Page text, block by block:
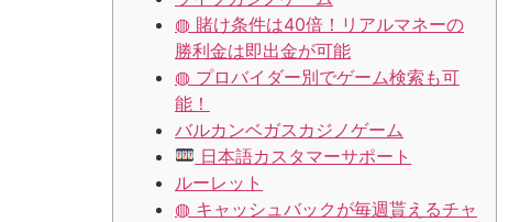
◍ 賭け条件は40倍！リアルマネーの
勝利金は即出金が可能
◍ プロバイダー別でゲーム検索も可
能！
バルカンベガスカジノゲーム
日本語カスタマーサポート
ルーレット
◍ キャッシュバックが毎週貰えるチャ